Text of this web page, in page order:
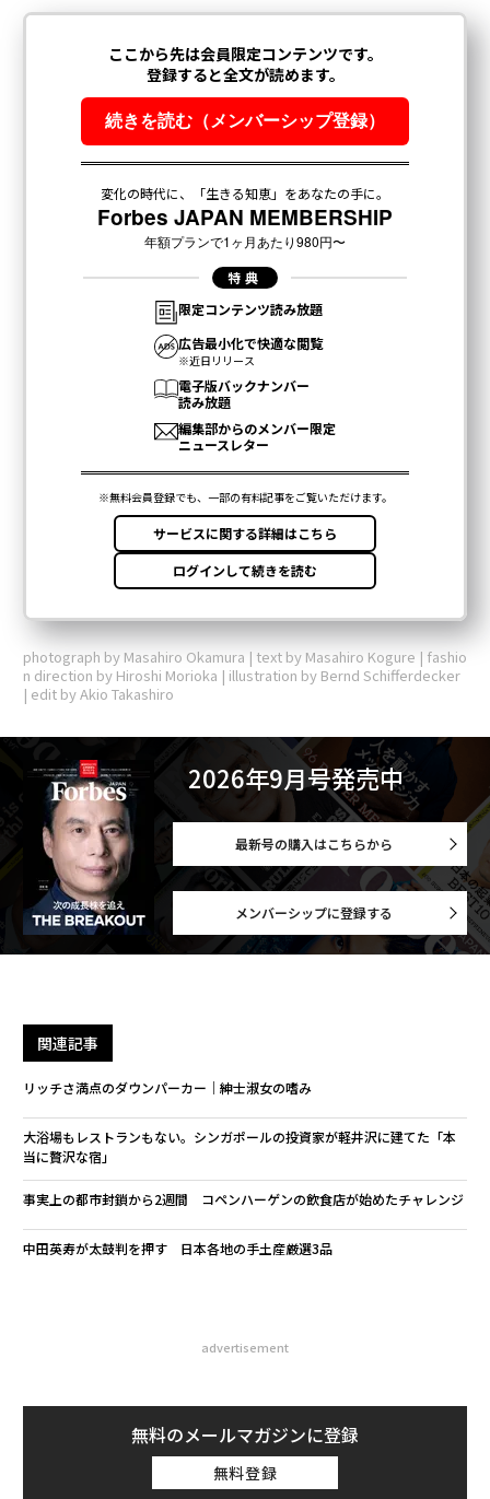
photograph by Masahiro Okamura | text by Masahiro Kogure | fashio
n direction by Hiroshi Morioka | illustration by Bernd Schifferdecker
| edit by Akio Takashiro
2026年9月号発売中
最新号の購入はこちらから
メンバーシップに登録する
関連記事
リッチさ満点のダウンパーカー｜紳士淑女の嗜み
大浴場もレストランもない。シンガポールの投資家が軽井沢に建てた「本
当に贅沢な宿」
事実上の都市封鎖から2週間 コペンハーゲンの飲食店が始めたチャレンジ
中田英寿が太鼓判を押す 日本各地の手土産厳選3品
advertisement
無料のメールマガジンに登録
無料登録